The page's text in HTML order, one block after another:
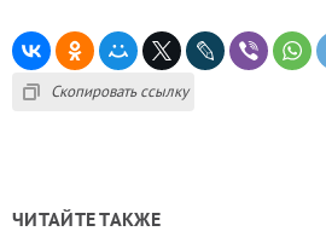
Скопировать ссылку
ЧИТАЙТЕ ТАКЖЕ